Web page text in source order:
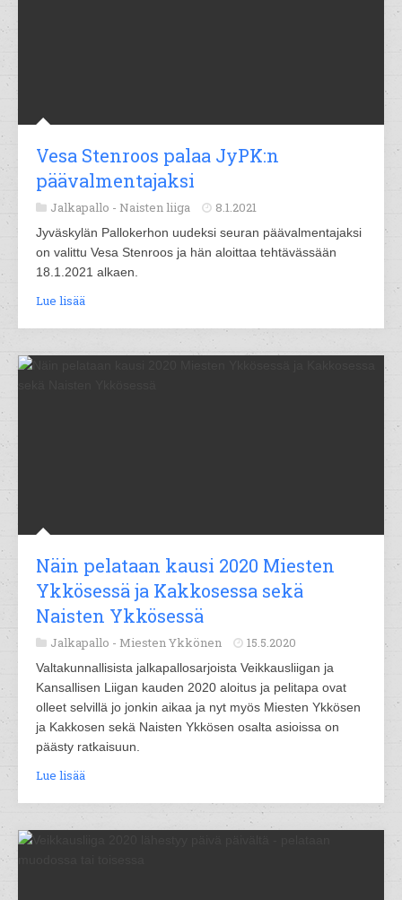
Vesa Stenroos palaa JyPK:n
päävalmentajaksi
Jalkapallo - Naisten liiga 8.1.2021
Jyväskylän Pallokerhon uudeksi seuran päävalmentajaksi
on valittu Vesa Stenroos ja hän aloittaa tehtävässään
18.1.2021 alkaen.
Lue lisää
Näin pelataan kausi 2020 Miesten
Ykkösessä ja Kakkosessa sekä
Naisten Ykkösessä
Jalkapallo - Miesten Ykkönen 15.5.2020
Valtakunnallisista jalkapallosarjoista Veikkausliigan ja
Kansallisen Liigan kauden 2020 aloitus ja pelitapa ovat
olleet selvillä jo jonkin aikaa ja nyt myös Miesten Ykkösen
ja Kakkosen sekä Naisten Ykkösen osalta asioissa on
päästy ratkaisuun.
Lue lisää